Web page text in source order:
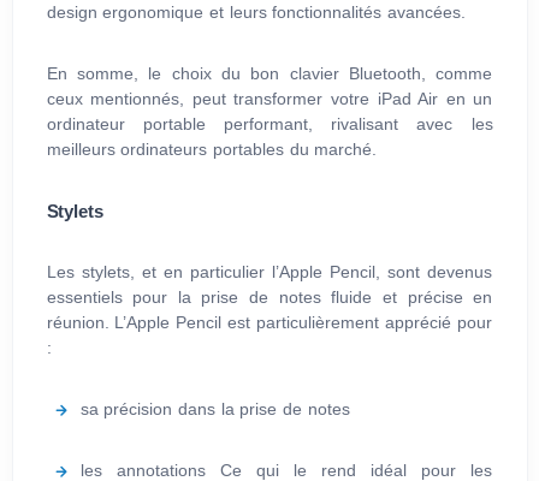
design ergonomique et leurs fonctionnalités avancées.
En somme, le choix du bon clavier Bluetooth, comme
ceux mentionnés, peut transformer votre iPad Air en un
ordinateur portable performant, rivalisant avec les
meilleurs ordinateurs portables du marché.
Stylets
Les stylets, et en particulier l’Apple Pencil, sont devenus
essentiels pour la prise de notes fluide et précise en
réunion. L’Apple Pencil est particulièrement apprécié pour
:
sa précision dans la prise de notes
les annotations Ce qui le rend idéal pour les